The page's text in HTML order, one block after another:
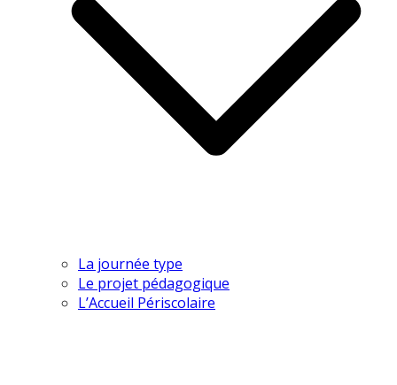
La journée type
Le projet pédagogique
L’Accueil Périscolaire